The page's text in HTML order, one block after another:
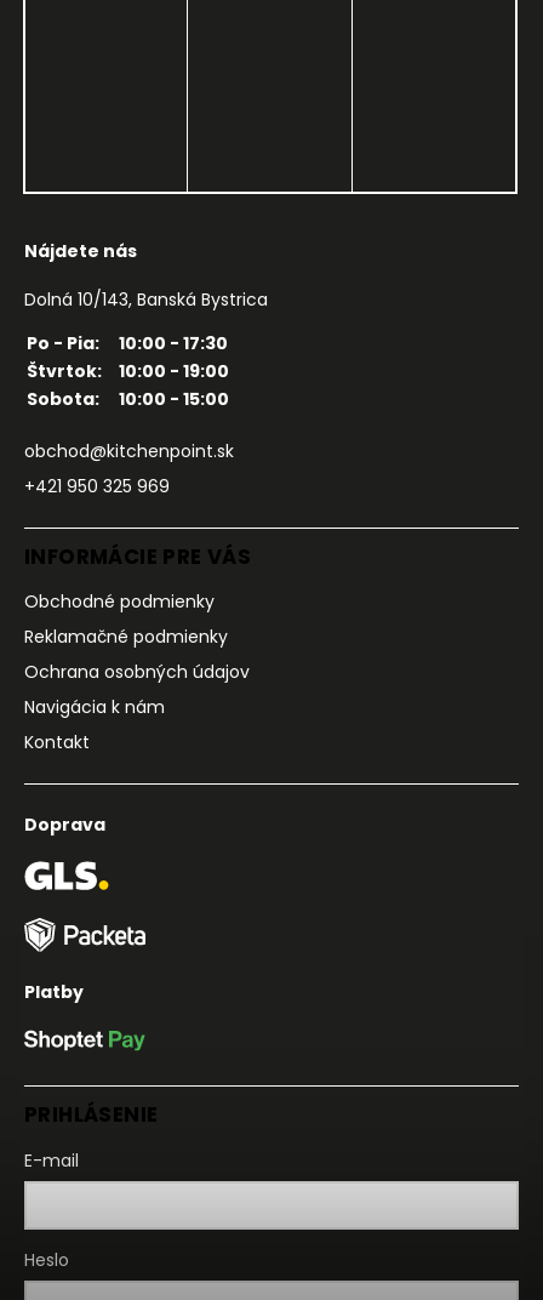
Nájdete nás
Dolná 10/143, Banská Bystrica
Po - Pia:
10:00 - 17:30
Štvrtok:
10:00 - 19:00
Sobota:
10:00 - 15:00
obchod@kitchenpoint.sk
+421 950 325 969
INFORMÁCIE PRE VÁS
Obchodné podmienky
Reklamačné podmienky
Ochrana osobných údajov
Navigácia k nám
Kontakt
Doprava
Platby
PRIHLÁSENIE
E-mail
Heslo